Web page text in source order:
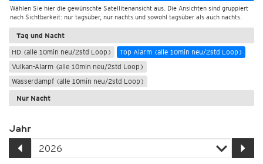
Wählen Sie hier die gewünschte Satellitenansicht aus. Die Ansichten sind gruppiert
nach Sichtbarkeit: nur tagsüber, nur nachts und sowohl tagsüber als auch nachts.
Tag und Nacht
HD (alle 10min neu/2std Loop)
Top Alarm (alle 10min neu/2std Loop)
Vulkan-Alarm (alle 10min neu/2std Loop)
Wasserdampf (alle 10min neu/2std Loop)
Nur Nacht
Jahr